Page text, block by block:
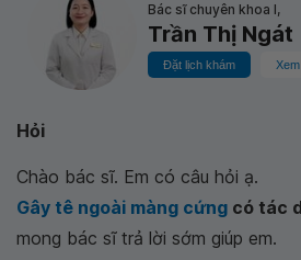
Bác sĩ chuyên khoa I,
Trần Thị Ngát
Đặt lịch khám
Hỏi
Chào bác sĩ. Em có câu hỏi ạ.
Gây tê ngoài màng cứng có tác
mong bác sĩ trả lời sớm giúp em.